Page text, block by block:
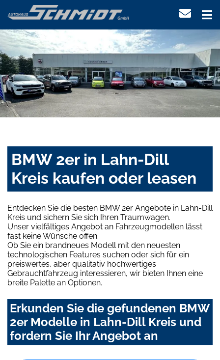
BMW 2er in Lahn-Dill
Kreis kaufen oder leasen
Entdecken Sie die besten BMW 2er Angebote in Lahn-Dill
Kreis und sichern Sie sich Ihren Traumwagen.
Unser vielfältiges Angebot an Fahrzeugmodellen lässt
fast keine Wünsche offen.
Ob Sie ein brandneues Modell mit den neuesten
technologischen Features suchen oder sich für ein
preiswertes, aber qualitativ hochwertiges
Gebrauchtfahrzeug interessieren, wir bieten Ihnen eine
breite Palette an Optionen.
Erkunden Sie die gefundenen BMW
2er Modelle in Lahn-Dill Kreis und
fordern Sie Ihr Angebot an